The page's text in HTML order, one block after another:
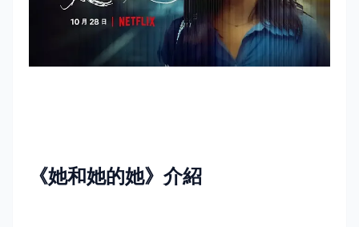
《她和她的她》介紹